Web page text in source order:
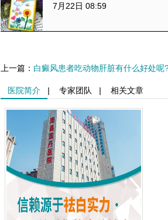
7月22日 08:59
上一篇： 白癜风患者吃动物肝脏有什么好处呢
医院简介 | 专家团队 | 相关文章